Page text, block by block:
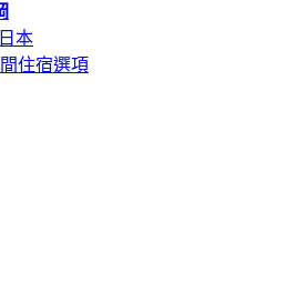
日本
住宿選項